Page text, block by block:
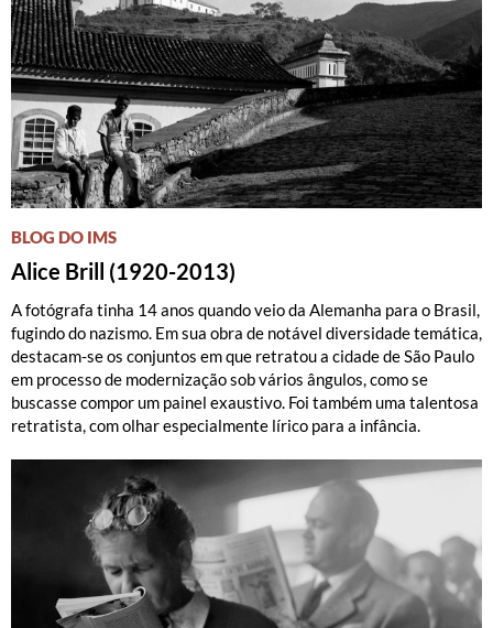
BLOG DO IMS
Alice Brill (1920-2013)
A fotógrafa tinha 14 anos quando veio da Alemanha para o Brasil,
fugindo do nazismo. Em sua obra de notável diversidade temática,
destacam-se os conjuntos em que retratou a cidade de São Paulo
em processo de modernização sob vários ângulos, como se
buscasse compor um painel exaustivo. Foi também uma talentosa
retratista, com olhar especialmente lírico para a infância.